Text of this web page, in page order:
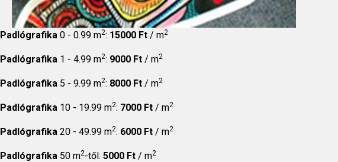
Padlógrafika 0 - 0.99 m2: 15000 Ft / m2
Padlógrafika 1 - 4.99 m2: 9000 Ft / m2
Padlógrafika 5 - 9.99 m2: 8000 Ft / m2
Padlógrafika 10 - 19.99 m2: 7000 Ft / m2
Padlógrafika 20 - 49.99 m2: 6000 Ft / m2
Padlógrafika 50 m2-től: 5000 Ft / m2